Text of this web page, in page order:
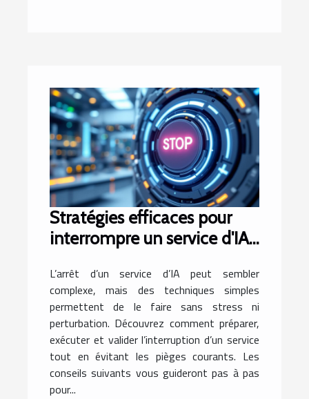
Stratégies efficaces pour
interrompre un service d'IA
L’arrêt d’un service d’IA peut sembler
complexe, mais des techniques simples
permettent de le faire sans stress ni
perturbation. Découvrez comment préparer,
exécuter et valider l’interruption d’un service
tout en évitant les pièges courants. Les
conseils suivants vous guideront pas à pas
pour...